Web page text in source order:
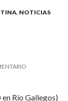
, NOTICIAS
Río Gallegos)